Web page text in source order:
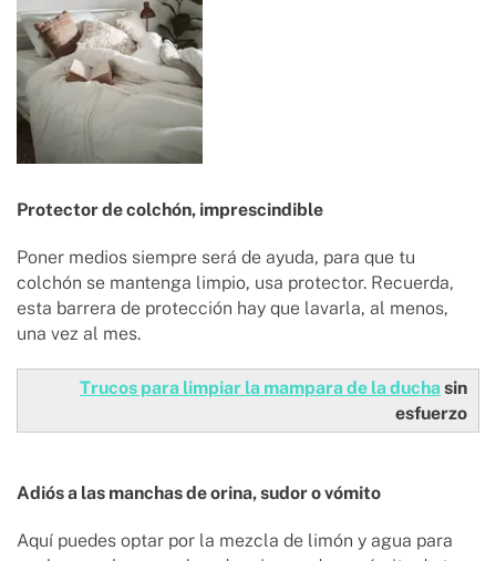
Protector de colchón, imprescindible
Poner medios siempre será de ayuda, para que tu
colchón se mantenga limpio, usa protector. Recuerda,
esta barrera de protección hay que lavarla, al menos,
una vez al mes.
Trucos para limpiar la mampara de la ducha sin
esfuerzo
Adiós a las manchas de orina, sudor o vómito
Aquí puedes optar por la mezcla de limón y agua para